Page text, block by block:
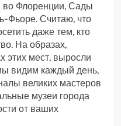
Флоренции, Сады
Фьоре. Считаю, что
даже тем, кто
На образах,
этих мест, выросли
видим каждый день,
великих мастеров
музеи города
от ваших